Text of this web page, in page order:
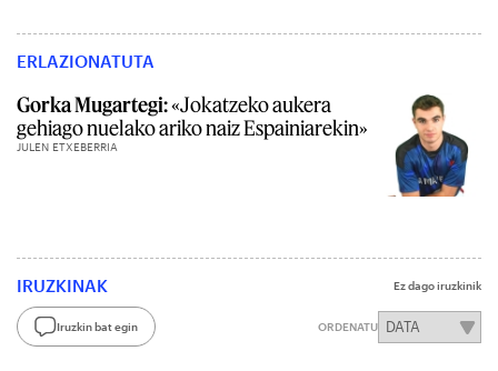
ERLAZIONATUTA
Gorka Mugartegi:«Jokatzeko aukera
gehiago nuelako ariko naiz Espainiarekin»
JULEN ETXEBERRIA
IRUZKINAK Ez dago iruzkinik
Iruzkin bat egin ORDENATU